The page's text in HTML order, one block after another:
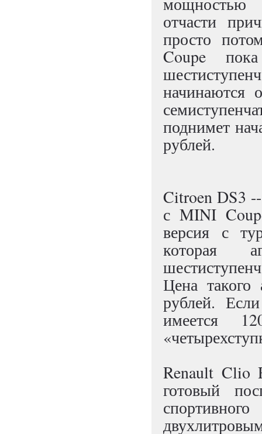
отчасти
просто
Coupe
начинаются
поднимет
рублей.
Citroen DS3
с MINI
версия с
которая
Цена такого
рублей.
имеется
Renault Clio
готовый